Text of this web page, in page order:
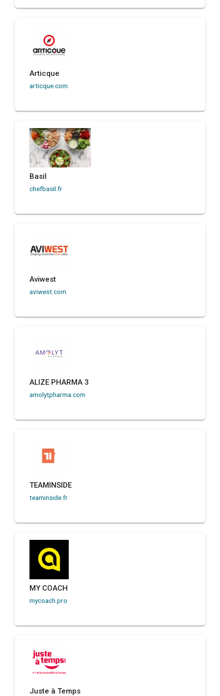
Articque
articque.com
Basil
chefbasil.fr
Aviwest
aviwest.com
ALIZE PHARMA 3
amolytpharma.com
TEAMINSIDE
teaminside.fr
MY COACH
mycoach.pro
Juste à Temps